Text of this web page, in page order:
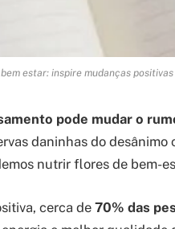
estar: inspire mudanças positivas
pode mudar o
daninhas do desânimo
nutrir flores de bem-
cerca de 70% das